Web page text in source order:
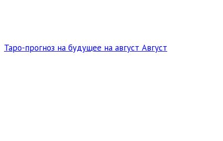
Таро-прогноз на будущее на август Август